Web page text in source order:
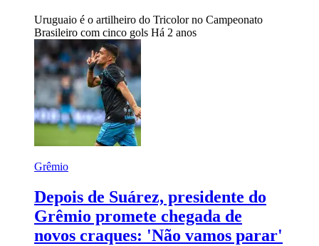
Uruguaio é o artilheiro do Tricolor no Campeonato
Brasileiro com cinco gols Há 2 anos
Grêmio
Depois de Suárez, presidente do
Grêmio promete chegada de
novos craques: 'Não vamos parar'